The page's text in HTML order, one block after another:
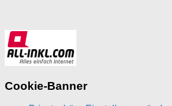
Cookie-Banner